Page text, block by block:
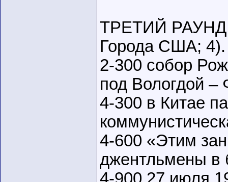
ТРЕТИЙ РАУНД:
Города США;
2-300 собор
под Вологдой –
4-300 в Китае
4-600 «Этим
джентльмены в